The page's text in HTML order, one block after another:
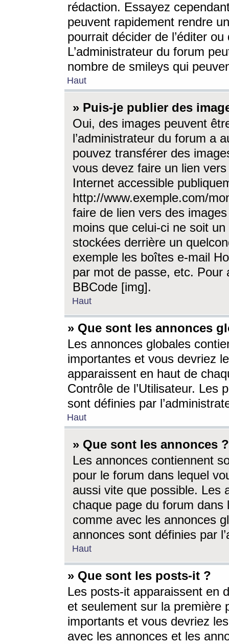
rédaction. Essayez
peuvent rapidement rendre
pourrait décider de l’éditer
L’administrateur du forum
nombre de smileys qui
Haut
» Puis-je publier des
Oui, des images peuvent
l’administrateur du forum a
pouvez transférer des
vous devez faire un lien
Internet accessible
http://www.exemple.com/
faire de lien vers des
moins que celui-ci ne soit
stockées derrière un
exemple les boîtes e-mail
par mot de passe, etc. Pour
BBCode [img].
Haut
» Que sont les annonces
Les annonces globales
importantes et vous devriez
apparaissent en haut de
Contrôle de l’Utilisateur. Les
sont définies par
Haut
» Que sont les annonces ?
Les annonces contiennent
pour le forum dans lequel
aussi vite que possible. Les
chaque page du forum dans
comme avec les annonces
annonces sont définies par
Haut
» Que sont les posts-it ?
Les posts-it apparaissent en
et seulement sur la première
importants et vous devriez
avec les annonces et les